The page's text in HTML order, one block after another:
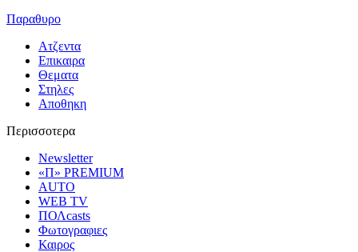
Παραθυρο
Ατζεντα
Επικαιρα
Θεματα
Στηλες
Αποθηκη
Περισσοτερα
Newsletter
«Π» PREMIUM
AUTO
WEB TV
ΠΟΛcasts
Φωτογραφιες
Καιρος